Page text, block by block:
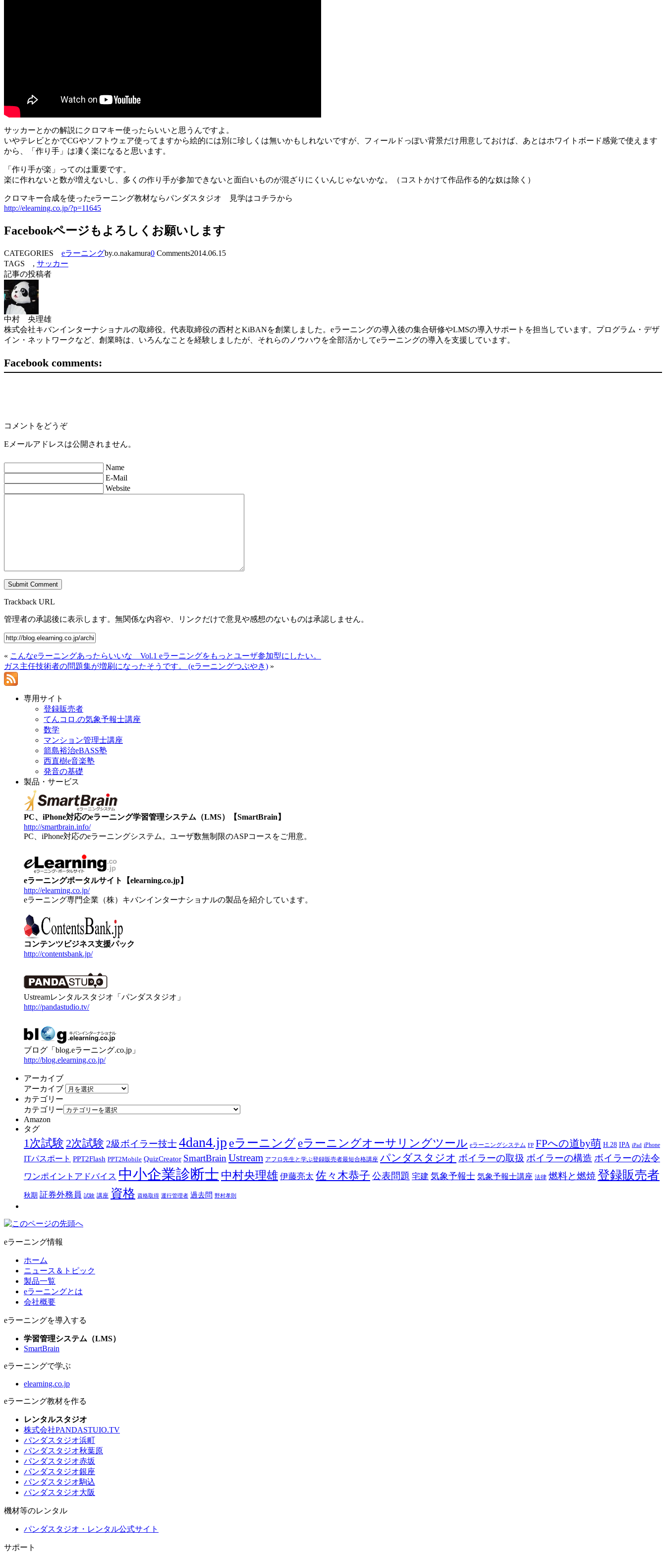
サッカーとかの解説にクロマキー使ったらいいと思うんですよ。
いやテレビとかでCGやソフトウェア使ってますから絵的には別に珍しくは無いかもしれないですが、フィールドっぽい背景だけ用意しておけば、あとはホワイトボード感覚で使えます
から、「作り手」は凄く楽になると思います。
「作り手が楽」ってのは重要です。
楽に作れないと数が増えないし、多くの作り手が参加できないと面白いものが混ざりにくいんじゃないかな。（コストかけて作品作る的な奴は除く）
クロマキー合成を使ったeラーニング教材ならパンダスタジオ 見学はコチラから
http://elearning.co.jp/?p=11645
Facebookページもよろしくお願いします
CATEGORIES eラーニングby.o.nakamura0 Comments2014.06.15
TAGS , サッカー
記事の投稿者
中村 央理雄
株式会社キバンインターナショナルの取締役。代表取締役の西村とKiBANを創業しました。eラーニングの導入後の集合研修やLMSの導入サポートを担当しています。プログラム・デザ
イン・ネットワークなど、創業時は、いろんなことを経験しましたが、それらのノウハウを全部活かしてeラーニングの導入を支援しています。
Facebook comments:
コメントをどうぞ
Eメールアドレスは公開されません。
Name
E-Mail
Website
Trackback URL
管理者の承認後に表示します。無関係な内容や、リンクだけで意見や感想のないものは承認しません。
« こんなeラーニングあったらいいな Vol.1 eラーニングをもっとユーザ参加型にしたい。
ガス主任技術者の問題集が増刷になったそうです。 (eラーニングつぶやき) »
専用サイト
登録販売者
てんコロ.の気象予報士講座
数学
マンション管理士講座
箭島裕治eBASS塾
西直樹e音楽塾
発音の基礎
製品・サービス
PC、iPhone対応のeラーニング学習管理システム（LMS）【SmartBrain】
http://smartbrain.info/
PC、iPhone対応のeラーニングシステム。ユーザ数無制限のASPコースをご用意。
eラーニングポータルサイト【elearning.co.jp】
http://elearning.co.jp/
eラーニング専門企業（株）キバンインターナショナルの製品を紹介しています。
コンテンツビジネス支援パック
http://contentsbank.jp/
Ustreamレンタルスタジオ「パンダスタジオ」
http://pandastudio.tv/
ブログ「blog.eラーニング.co.jp」
http://blog.elearning.co.jp/
アーカイブ
アーカイブ
カテゴリー
カテゴリー
Amazon
タグ
1次試験 2次試験 2級ボイラー技士4dan4.jp eラーニング eラーニングオーサリングツール eラーニングシステム FP FPへの道by萌 H.28 IPA iPad iPhone
ITパスポート PPT2Flash PPT2Mobile QuizCreator SmartBrain Ustream アフロ先生と学ぶ登録販売者最短合格講座 パンダスタジオ ボイラーの取扱 ボイラーの構造 ボイラーの法令
ワンポイントアドバイス 中小企業診断士 中村央理雄 伊藤亮太 佐々木恭子 公表問題 宅建 気象予報士 気象予報士講座 法律 燃料と燃焼 登録販売者
秋期 証券外務員 試験 講座 資格 資格取得 運行管理者 過去問 野村孝則
eラーニング情報
ホーム
ニュース＆トピック
製品一覧
eラーニングとは
会社概要
eラーニングを導入する
学習管理システム（LMS）
SmartBrain
eラーニングで学ぶ
elearning.co.jp
eラーニング教材を作る
レンタルスタジオ
株式会社PANDASTUIO.TV
パンダスタジオ浜町
パンダスタジオ秋葉原
パンダスタジオ赤坂
パンダスタジオ銀座
パンダスタジオ駒込
パンダスタジオ大阪
機材等のレンタル
パンダスタジオ・レンタル公式サイト
サポート